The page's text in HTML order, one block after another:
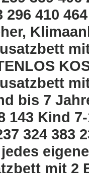
410
bis 7
143 Kind
324 383
mit 2